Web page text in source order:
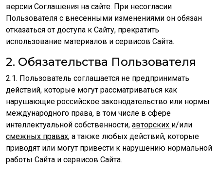
версии Соглашения на сайте. При несогласии
Пользователя с внесенными изменениями он обязан
отказаться от доступа к Сайту, прекратить
использование материалов и сервисов Сайта.
2. Обязательства Пользователя
2.1. Пользователь соглашается не предпринимать
действий, которые могут рассматриваться как
нарушающие российское законодательство или нормы
международного права, в том числе в сфере
интеллектуальной собственности, авторских и/или
смежных правах, а также любых действий, которые
приводят или могут привести к нарушению нормальной
работы Сайта и сервисов Сайта.